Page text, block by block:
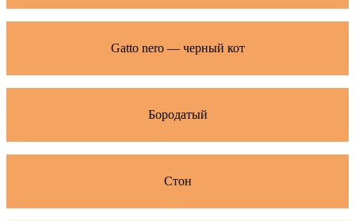
Gatto nero — черный кот
Бородатый
Стон